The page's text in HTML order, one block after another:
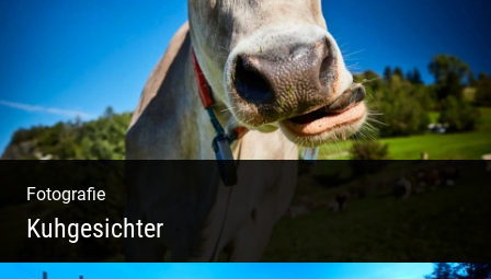
Fotografie
Kuhgesichter